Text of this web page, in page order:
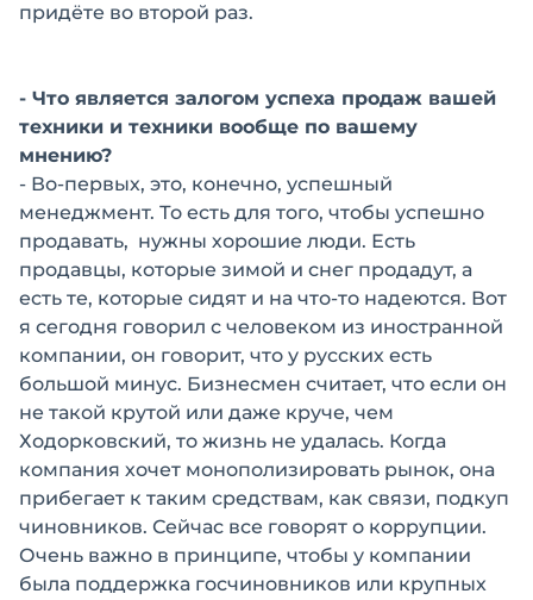
придёте во второй раз.
- Что является залогом успеха продаж вашей
техники и техники вообще по вашему
мнению?
- Во-первых, это, конечно, успешный
менеджмент. То есть для того, чтобы успешно
продавать, нужны хорошие люди. Есть
продавцы, которые зимой и снег продадут, а
есть те, которые сидят и на что-то надеются. Вот
я сегодня говорил с человеком из иностранной
компании, он говорит, что у русских есть
большой минус. Бизнесмен считает, что если он
не такой крутой или даже круче, чем
Ходорковский, то жизнь не удалась. Когда
компания хочет монополизировать рынок, она
прибегает к таким средствам, как связи, подкуп
чиновников. Сейчас все говорят о коррупции.
Очень важно в принципе, чтобы у компании
была поддержка госчиновников или крупных